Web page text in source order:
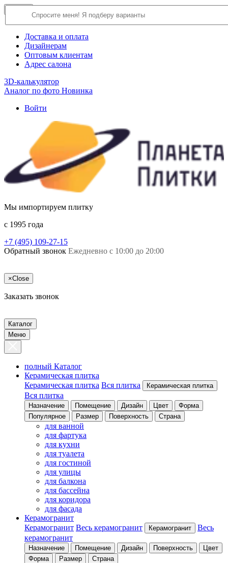
О компании
Доставка и оплата
Дизайнерам
Оптовым клиентам
Адрес салона
3D-калькулятор
Аналог по фото Новинка
Войти
Мы импортируем плитку
c 1995 года
+7 (495) 109-27-15
Обратный звонок Ежедневно с 10:00 до 20:00
×Close
Заказать звонок
Каталог
Меню
полный Каталог
Керамическая плитка
Керамическая плитка Вся плитка Керамическая плитка
Вся плитка
Назначение Помещение Дизайн Цвет
Форма
Популярное
Размер Поверхность Страна
для ванной
для фартука
для кухни
для туалета
для гостиной
для улицы
для балкона
для бассейна
для коридора
для фасада
Керамогранит
Керамогранит Весь керамогранит Керамогранит
Весь
керамогранит
Назначение Помещение Дизайн Поверхность
Цвет
Форма
Размер Страна